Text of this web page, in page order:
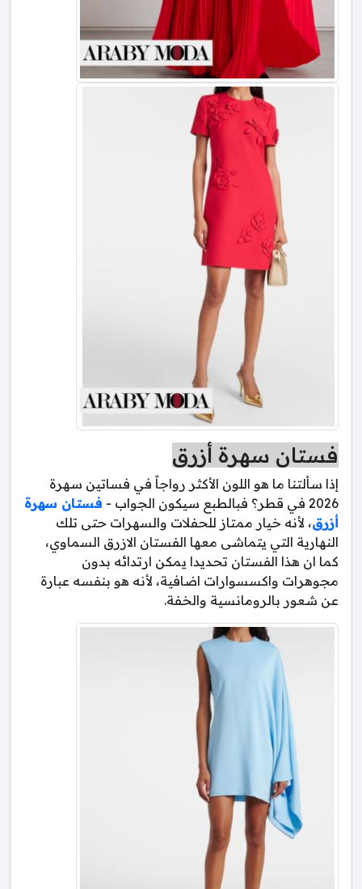
فستان سهرة أزرق
إذا سألتنا ما هو اللون الأكثر رواجاً في فساتين سهرة
2026 في قطر؟ فبالطبع سيكون الجواب -
فستان سهرة
أزرق، لأنه خيار ممتاز للحفلات والسهرات حتى تلك
النهارية التي يتماشى معها الفستان الازرق السماوي،
كما ان هذا الفستان تحديدا يمكن ارتدائه بدون
مجوهرات واكسسوارات اضافية، لأنه هو بنفسه عبارة
عن شعور بالرومانسية والخفة.